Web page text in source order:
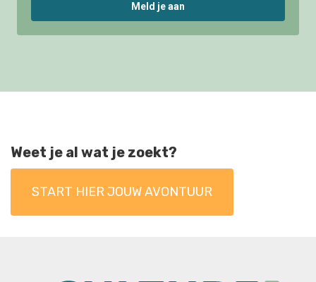
Meld je aan
Weet je al wat je zoekt?
START HIER JOUW AVONTUUR